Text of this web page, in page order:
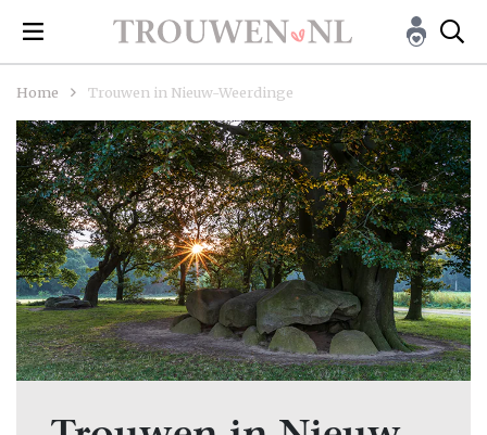
Home Trouwen in Nieuw-Weerdinge